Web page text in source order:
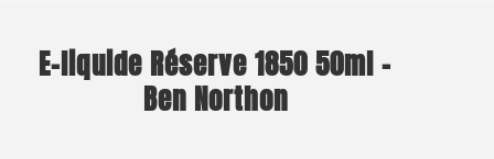
E-liquide Réserve 1850 50ml –
Ben Northon